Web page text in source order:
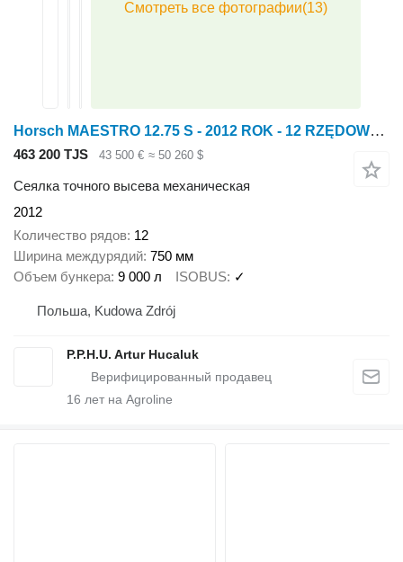
Horsch MAESTRO 12.75 S - 2012 ROK - 12 RZĘDOWY - ISOBUS
463 200 TJS 43 500 € ≈ 50 260 $
Сеялка точного высева механическая
2012
Количество рядов 12
Ширина междурядий 750 мм
Объем бункера 9 000 л ISOBUS ✓
Польша, Kudowa Zdrój
P.P.H.U. Artur Hucaluk
16 лет на Agroline